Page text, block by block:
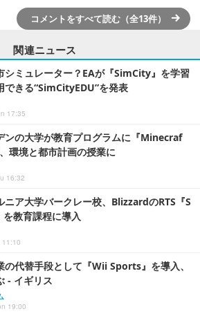
コメントをすべて読む（全13件）
関連ニュース
シミュレーター？EAが『SimCity』を学習
できる“SimCityEDU”を発表
17:35
ンの大学が教育プログラムに『Minecraf
環境と都市計画の授業に
16:32
ニア大学バークレー校、BlizzardのRTS『S
教育課程に導入
の代替手段として『Wii Sports』を導入、
- イギリス
19:00